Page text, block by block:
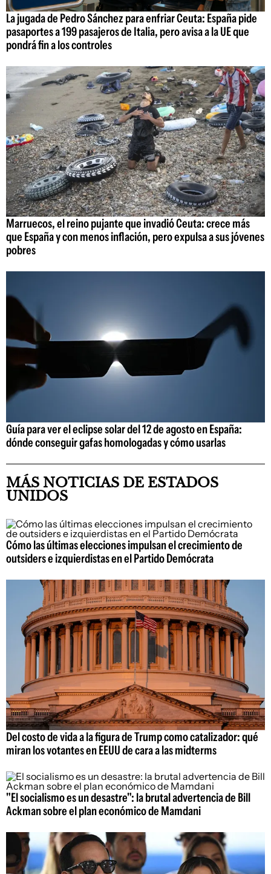
La jugada de Pedro Sánchez para enfriar Ceuta: España pide
pasaportes a 199 pasajeros de Italia, pero avisa a la UE que
pondrá fin a los controles
Marruecos, el reino pujante que invadió Ceuta: crece más
que España y con menos inflación, pero expulsa a sus jóvenes
pobres
Guía para ver el eclipse solar del 12 de agosto en España:
dónde conseguir gafas homologadas y cómo usarlas
MÁS NOTICIAS DE ESTADOS
UNIDOS
Cómo las últimas elecciones impulsan el crecimiento de
outsiders e izquierdistas en el Partido Demócrata
Del costo de vida a la figura de Trump como catalizador: qué
miran los votantes en EEUU de cara a las midterms
"El socialismo es un desastre": la brutal advertencia de Bill
Ackman sobre el plan económico de Mamdani